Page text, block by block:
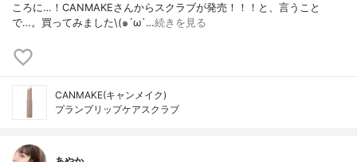
ころに…！CANMAKEさんからスクラブが発売！！！と、言うこと
で…。買ってみました\(๑´ω`…続きを見る
CANMAKE(キャンメイク)
プランプリップケアスクラブ